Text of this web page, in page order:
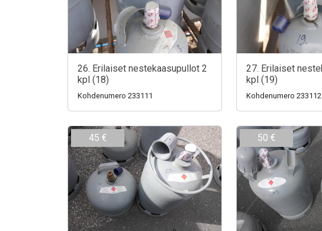
26. Erilaiset nestekaasupullot 2
kpl (18)
Kohdenumero 233111
27. Erilaiset
kpl (19)
Kohdenumero 233112
45 € 50 €